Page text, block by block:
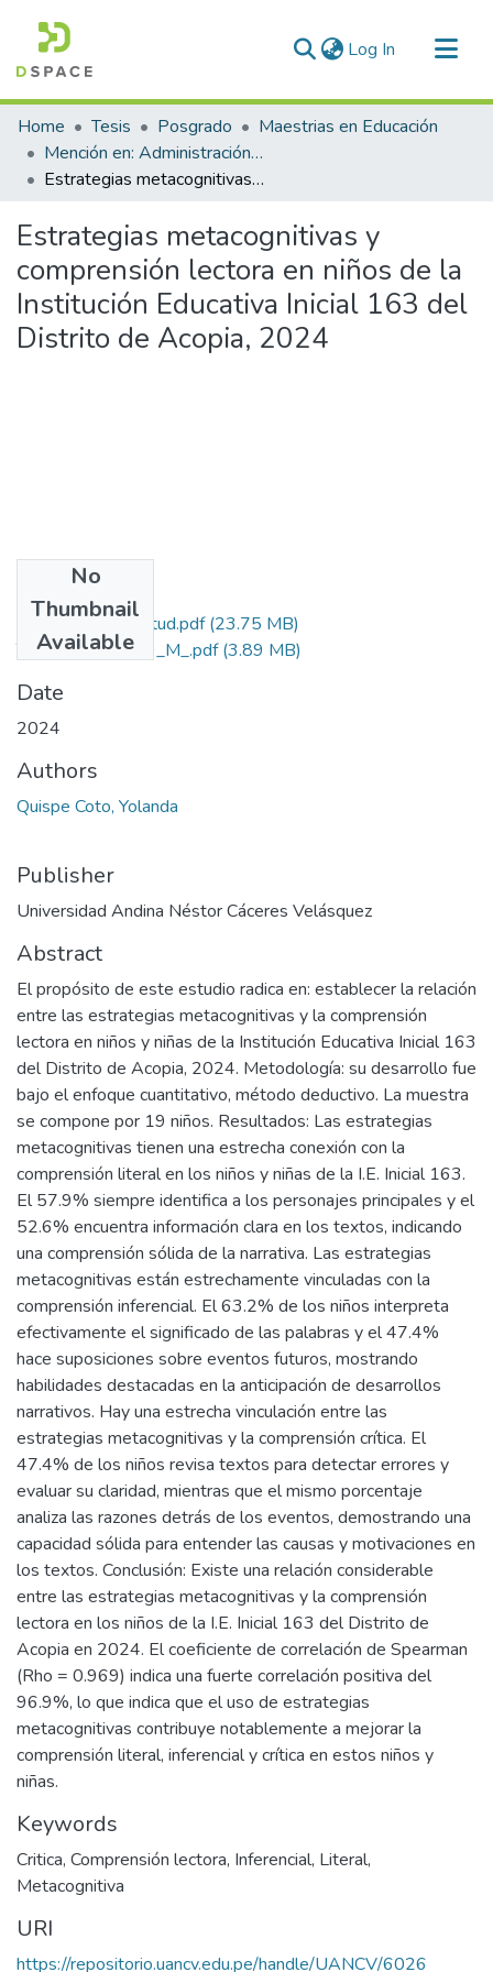
Log In (current)
Communities & Collections
All of DSpace
Statistics
Home Tesis Posgrado
Maestrias en Educación
Mención en: Administración y Gerencia Educativa
Estrategias metacognitivas y comprensión lectora en niños de la Institución Educativa Inicial 163 del Distrito de Acopia, 2024
Estrategias metacognitivas y
comprensión lectora en niños de la
Institución Educativa Inicial 163 del
Distrito de Acopia, 2024
No
Thumbnail
Available
Grado de Similitud.pdf(23.75 MB)
T036_24716149_M_.pdf(3.89 MB)
Date
2024
Authors
Quispe Coto, Yolanda
Publisher
Universidad Andina Néstor Cáceres Velásquez
Abstract
El propósito de este estudio radica en: establecer la relación
entre las estrategias metacognitivas y la comprensión
lectora en niños y niñas de la Institución Educativa Inicial 163
del Distrito de Acopia, 2024. Metodología: su desarrollo fue
bajo el enfoque cuantitativo, método deductivo. La muestra
se compone por 19 niños. Resultados: Las estrategias
metacognitivas tienen una estrecha conexión con la
comprensión literal en los niños y niñas de la I.E. Inicial 163.
El 57.9% siempre identifica a los personajes principales y el
52.6% encuentra información clara en los textos, indicando
una comprensión sólida de la narrativa. Las estrategias
metacognitivas están estrechamente vinculadas con la
comprensión inferencial. El 63.2% de los niños interpreta
efectivamente el significado de las palabras y el 47.4%
hace suposiciones sobre eventos futuros, mostrando
habilidades destacadas en la anticipación de desarrollos
narrativos. Hay una estrecha vinculación entre las
estrategias metacognitivas y la comprensión crítica. El
47.4% de los niños revisa textos para detectar errores y
evaluar su claridad, mientras que el mismo porcentaje
analiza las razones detrás de los eventos, demostrando una
capacidad sólida para entender las causas y motivaciones en
los textos. Conclusión: Existe una relación considerable
entre las estrategias metacognitivas y la comprensión
lectora en los niños de la I.E. Inicial 163 del Distrito de
Acopia en 2024. El coeficiente de correlación de Spearman
(Rho = 0.969) indica una fuerte correlación positiva del
96.9%, lo que indica que el uso de estrategias
metacognitivas contribuye notablemente a mejorar la
comprensión literal, inferencial y crítica en estos niños y
niñas.
Keywords
Critica, Comprensión lectora, Inferencial, Literal,
Metacognitiva
URI
https://repositorio.uancv.edu.pe/handle/UANCV/6026